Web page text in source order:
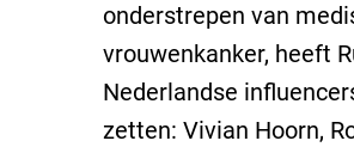
onderstrepen van
vrouwenkanker, heeft
Nederlandse
zetten: Vivian Hoorn,